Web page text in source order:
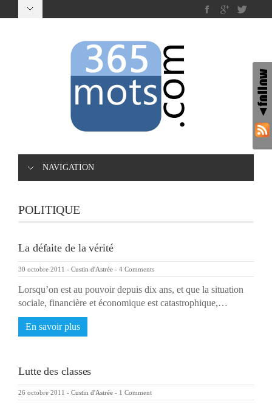
NAVIGATION
POLITIQUE
La défaite de la vérité
30 octobre 2011 - Custin d'Astrée - 4 Comments
Lorsqu’on est au pouvoir depuis dix ans, et que la situation
sociale, financière et économique est catastrophique,…
En savoir plus
Lutte des classes
26 octobre 2011 - Custin d'Astrée - 1 Comment